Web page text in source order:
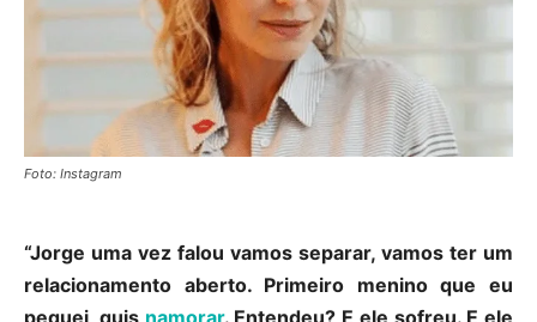
Foto: Instagram
“Jorge uma vez falou vamos separar, vamos ter um
relacionamento aberto. Primeiro menino que eu
peguei, quis namorar. Entendeu? E ele sofreu. E ele